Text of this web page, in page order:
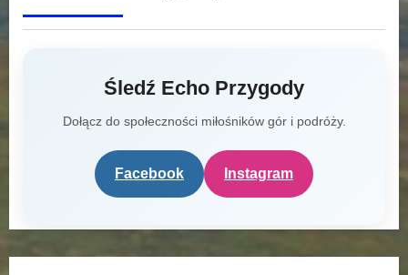
Śledź Echo Przygody
Dołącz do społeczności miłośników gór i podróży.
Facebook Instagram